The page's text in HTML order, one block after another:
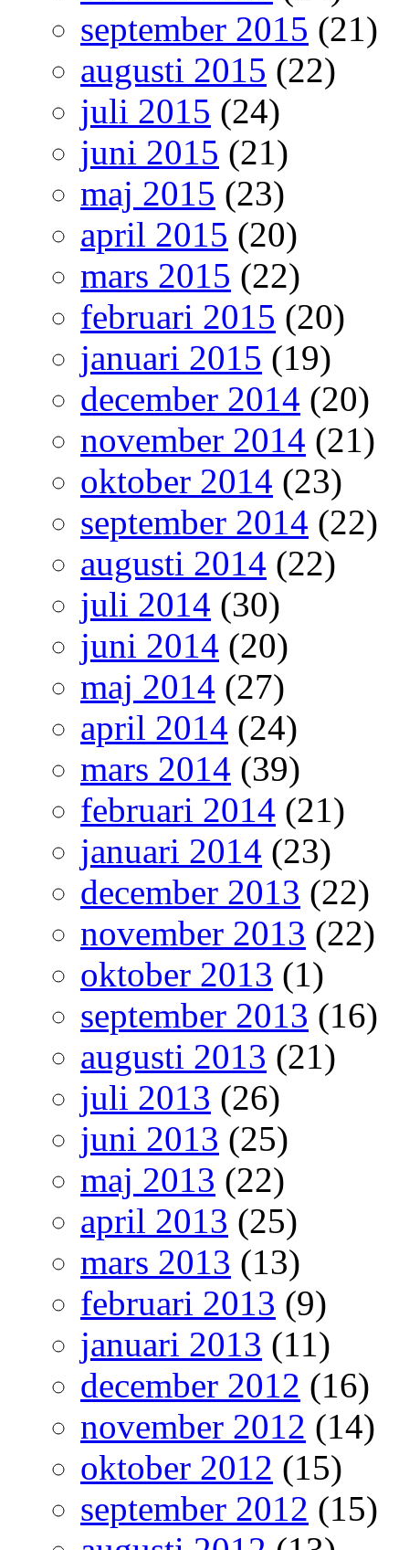
september 2015 (21)
augusti 2015 (22)
juli 2015 (24)
juni 2015 (21)
maj 2015 (23)
april 2015 (20)
mars 2015 (22)
februari 2015 (20)
januari 2015 (19)
december 2014 (20)
november 2014 (21)
oktober 2014 (23)
september 2014 (22)
augusti 2014 (22)
juli 2014 (30)
juni 2014 (20)
maj 2014 (27)
april 2014 (24)
mars 2014 (39)
februari 2014 (21)
januari 2014 (23)
december 2013 (22)
november 2013 (22)
oktober 2013 (1)
september 2013 (16)
augusti 2013 (21)
juli 2013 (26)
juni 2013 (25)
maj 2013 (22)
april 2013 (25)
mars 2013 (13)
februari 2013 (9)
januari 2013 (11)
december 2012 (16)
november 2012 (14)
oktober 2012 (15)
september 2012 (15)